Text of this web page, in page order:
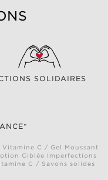
SOLIDAIRES
C / Gel Moussant
Ciblée Imperfections
C / Savons solides